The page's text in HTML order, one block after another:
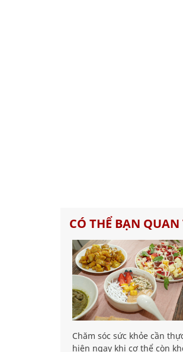
CÓ THỂ BẠN QUAN
Chăm sóc sức khỏe cần
hiện ngay khi cơ thể còn